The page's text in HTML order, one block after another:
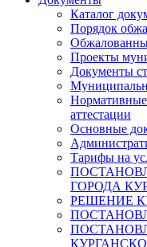
Каталог
Порядок
Проекты
Документы
аттестации
Основные
Тарифы на
ГОРОДА
РЕШЕНИЕ